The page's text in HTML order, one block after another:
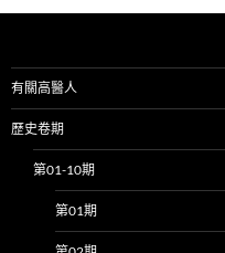
有關高醫人
歷史卷期
第01-10期
第01期